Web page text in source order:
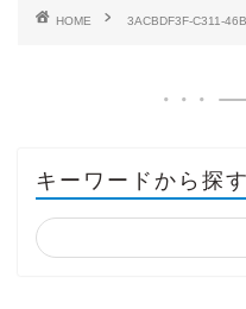
HOME 3ACBDF3F-C311-
キーワードから探す